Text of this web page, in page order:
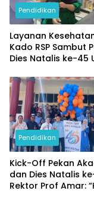
Pendidikan
Layanan
Kado RSP Sambut
Dies Natalis ke-45
Pendidikan
Kick-Off Pekan
dan Dies Natalis
Rektor Prof Amar: